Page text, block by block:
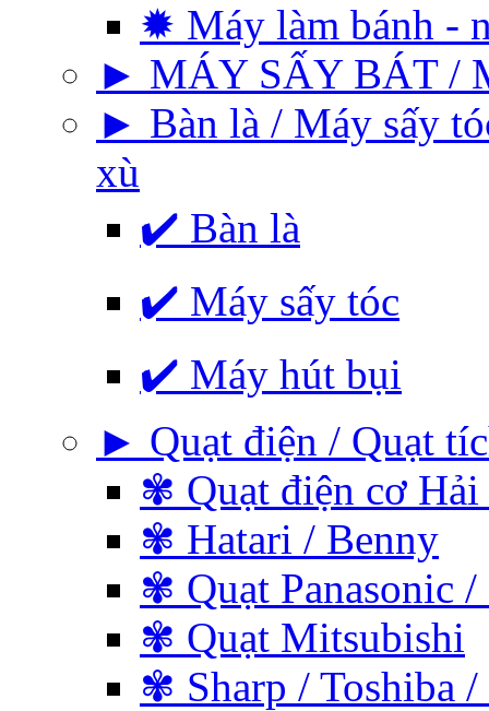
✹ Máy làm bánh -
► MÁY SẤY BÁT /
► Bàn là / Máy sấy
xù
✔️ Bàn là
✔️ Máy sấy tóc
✔️ Máy hút bụi
► Quạt điện / Quạt
✾ Quạt điện cơ Hải
✾ Hatari / Benny
✾ Quạt Panasonic /
✾ Quạt Mitsubishi
✾ Sharp / Toshiba